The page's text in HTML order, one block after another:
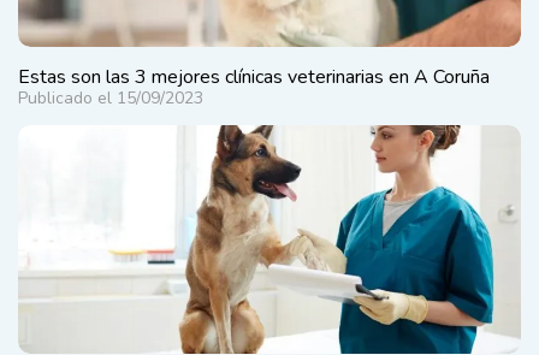
Estas son las 3 mejores clínicas veterinarias en A Coruña
Publicado el 15/09/2023